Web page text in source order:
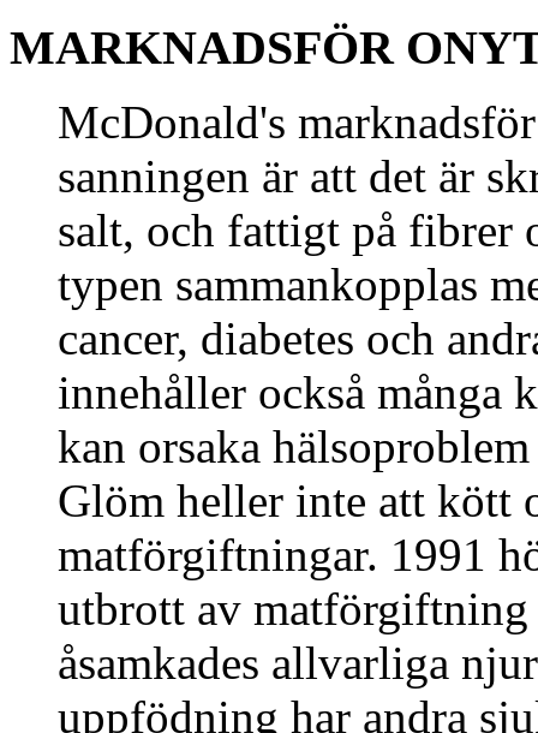
MARKNADSFÖR
McDonald's
sanningen är att det är
salt, och fattigt på fibrer
typen sammankopplas
cancer, diabetes och
innehåller också många
kan orsaka
Glöm heller inte att kött
matförgiftningar. 1991
utbrott av
åsamkades allvarliga
uppfödning har andra